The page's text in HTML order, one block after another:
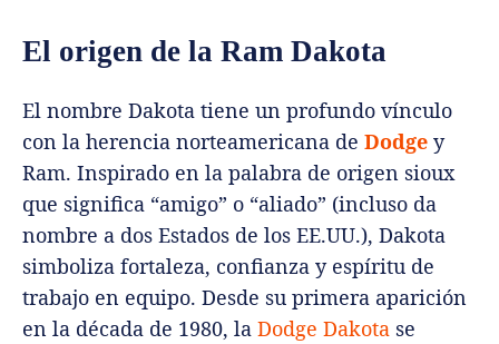
El origen de la Ram Dakota
El nombre Dakota tiene un profundo vínculo
con la herencia norteamericana de Dodge y
Ram. Inspirado en la palabra de origen sioux
que significa “amigo” o “aliado” (incluso da
nombre a dos Estados de los EE.UU.), Dakota
simboliza fortaleza, confianza y espíritu de
trabajo en equipo. Desde su primera aparición
en la década de 1980, la Dodge Dakota se